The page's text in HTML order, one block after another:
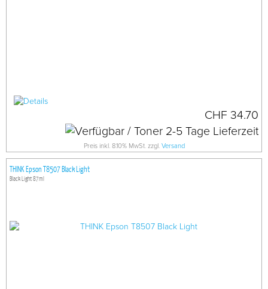
CHF 34.70
Preis inkl. 8.10% MwSt. zzgl. Versand
THINK Epson T8507 Black Light
Black Light 87ml